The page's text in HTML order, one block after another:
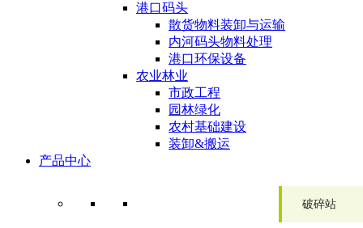
港口码头
散货物料装卸与运输
内河码头物料处理
港口环保设备
农业林业
市政工程
园林绿化
农村基础建设
装卸&搬运
产品中心
破碎站